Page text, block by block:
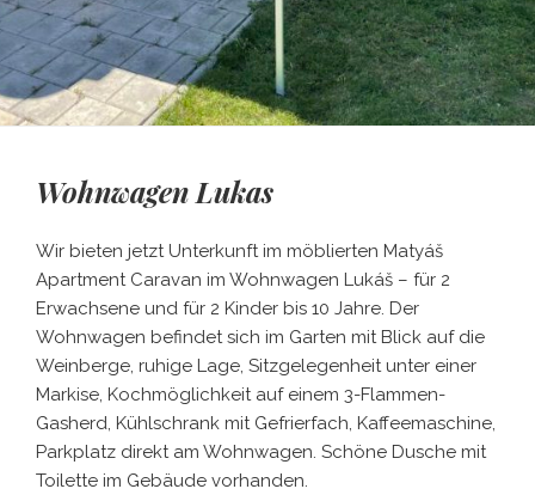
Wohnwagen Lukas
Wir bieten jetzt Unterkunft im möblierten Matyáš
Apartment Caravan im Wohnwagen Lukáš – für 2
Erwachsene und für 2 Kinder bis 10 Jahre. Der
Wohnwagen befindet sich im Garten mit Blick auf die
Weinberge, ruhige Lage, Sitzgelegenheit unter einer
Markise, Kochmöglichkeit auf einem 3-Flammen-
Gasherd, Kühlschrank mit Gefrierfach, Kaffeemaschine,
Parkplatz direkt am Wohnwagen. Schöne Dusche mit
Toilette im Gebäude vorhanden.